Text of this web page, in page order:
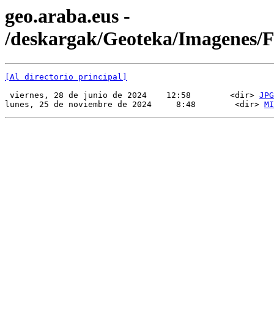
geo.araba.eus -
/deskargak/Geoteka/Imagenes/
[Al directorio principal]
viernes, 28 de junio de 2024    12:58        <dir> JPG
lunes, 25 de noviembre de 2024     8:48        <dir>